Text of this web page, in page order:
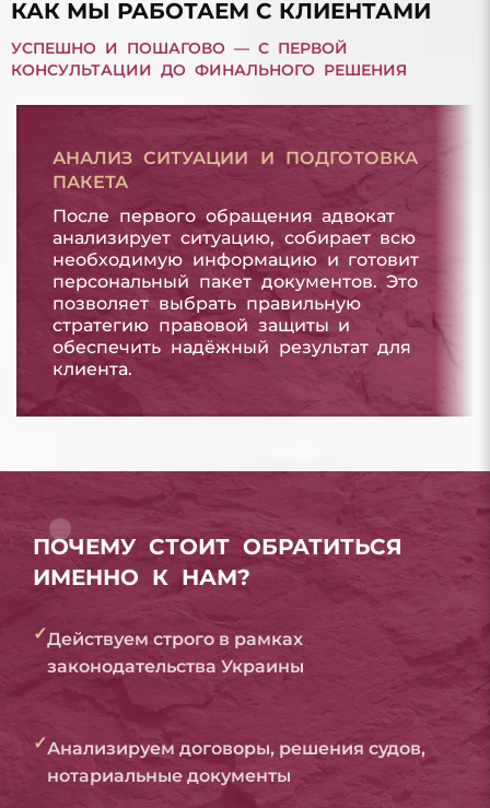
КАК МЫ РАБОТАЕМ С КЛИЕНТАМИ
УСПЕШНО И ПОШАГОВО — С ПЕРВОЙ
КОНСУЛЬТАЦИИ ДО ФИНАЛЬНОГО РЕШЕНИЯ
АНАЛИЗ СИТУАЦИИ И ПОДГОТОВКА
ПАКЕТА
После первого обращения адвокат
анализирует ситуацию, собирает всю
необходимую информацию и готовит
персональный пакет документов. Это
позволяет выбрать правильную
стратегию правовой защиты и
обеспечить надёжный результат для
клиента.
ПОЧЕМУ СТОИТ ОБРАТИТЬСЯ
ИМЕННО К НАМ?
✓Действуем строго в рамках
законодательства Украины
✓Анализируем договоры, решения судов,
нотариальные документы